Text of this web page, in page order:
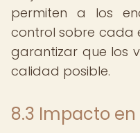
permiten a los
control sobre cada
garantizar que los
calidad posible.
8.3 Impacto